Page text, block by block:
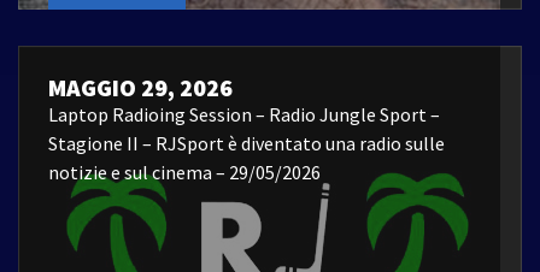
MAGGIO 29, 2026
Laptop Radioing Session – Radio Jungle Sport –
Stagione II – RJSport è diventato una radio sulle
notizie e sul cinema – 29/05/2026